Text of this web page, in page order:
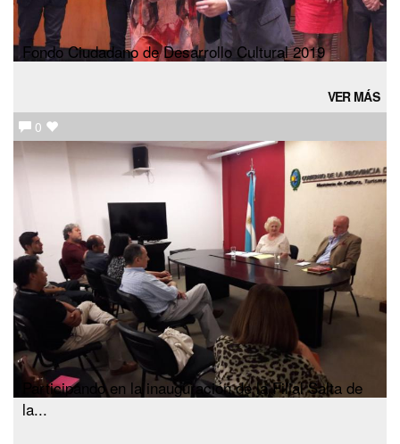
Fondo Ciudadano de Desarrollo Cultural 2019
VER MÁS
0
Participando en la inauguración de la Filial Salta de
la...